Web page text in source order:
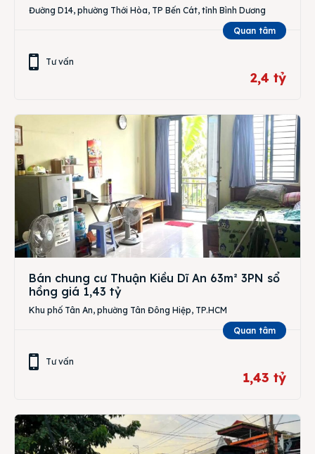
Đường D14, phường Thới Hòa, TP Bến Cát, tỉnh Bình Dương
Quan tâm
Tư vấn
2,4 tỷ
Bán chung cư Thuận Kiều Dĩ An 63m² 3PN sổ
hồng giá 1,43 tỷ
Khu phố Tân An, phường Tân Đông Hiệp, TP.HCM
Quan tâm
Tư vấn
1,43 tỷ